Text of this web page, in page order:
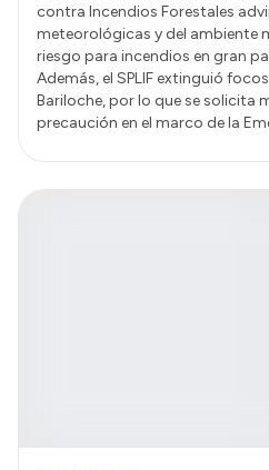
contra Incendios Forestales
meteorológicas y del ambiente
riesgo para incendios en gran
Además, el SPLIF extinguió
Bariloche, por lo que se solicita
precaución en el marco de la